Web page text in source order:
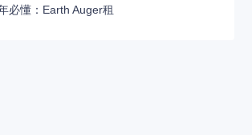
必懂：Earth Auger租